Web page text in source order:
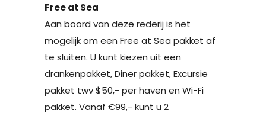
Free at Sea
Aan boord van deze rederij is het
mogelijk om een Free at Sea pakket af
te sluiten. U kunt kiezen uit een
drankenpakket, Diner pakket, Excursie
pakket twv $50,- per haven en Wi-Fi
pakket. Vanaf €99,- kunt u 2